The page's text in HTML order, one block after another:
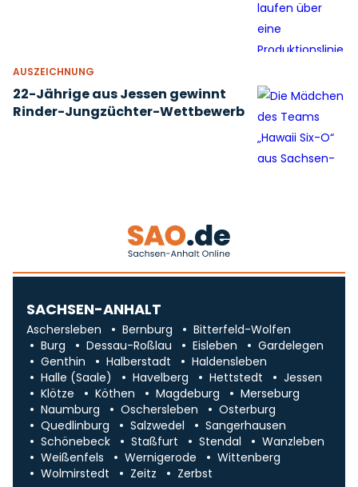
AUSZEICHNUNG
22-Jährige aus Jessen gewinnt
Rinder-Jungzüchter-Wettbewerb
SACHSEN-ANHALT
Aschersleben Bernburg
Bitterfeld-Wolfen
Burg
Dessau-Roßlau Eisleben
Gardelegen
Genthin
Halberstadt
Haldensleben
Halle (Saale)
Havelberg Hettstedt
Jessen
Klötze
Köthen Magdeburg
Merseburg
Naumburg
Oschersleben
Osterburg
Quedlinburg
Salzwedel
Sangerhausen
Schönebeck
Staßfurt Stendal
Wanzleben
Weißenfels
Wernigerode
Wittenberg
Wolmirstedt
Zeitz Zerbst